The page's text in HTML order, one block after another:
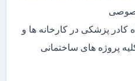
کادر پزشکی در کارخانه ها و
پروژه های ساختمانی